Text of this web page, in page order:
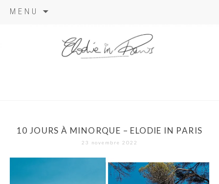
MENU
10 JOURS À MINORQUE – ELODIE IN PARIS
23 novembre 2022